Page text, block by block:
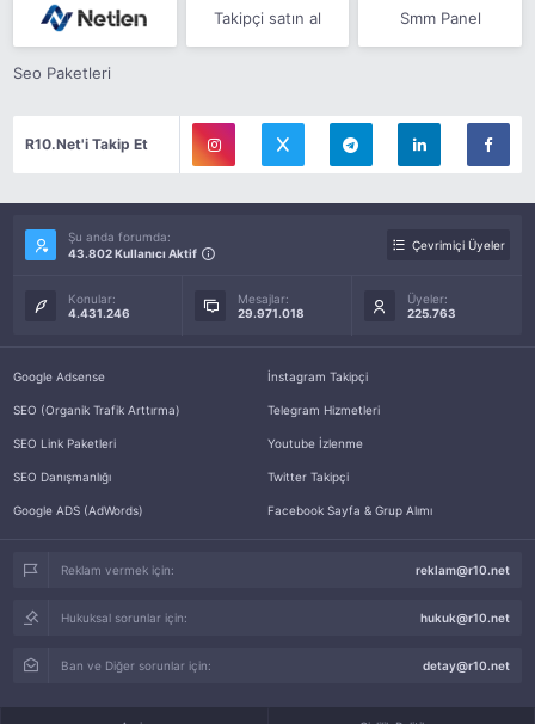
Takipçi satın al Smm Panel
Seo Paketleri
R10.Net'i Takip Et
Şu anda forumda:
43.802 Kullanıcı Aktif
Çevrimiçi Üyeler
Konular:
4.431.246
Mesajlar:
29.971.018
Üyeler:
225.763
Google Adsense
SEO (Organik Trafik Arttırma)
SEO Link Paketleri
SEO Danışmanlığı
Google ADS (AdWords)
İnstagram Takipçi
Telegram Hizmetleri
Youtube İzlenme
Twitter Takipçi
Facebook Sayfa & Grup Alımı
Reklam vermek için: reklam@r10.net
Hukuksal sorunlar için: hukuk@r10.net
Ban ve Diğer sorunlar için: detay@r10.net